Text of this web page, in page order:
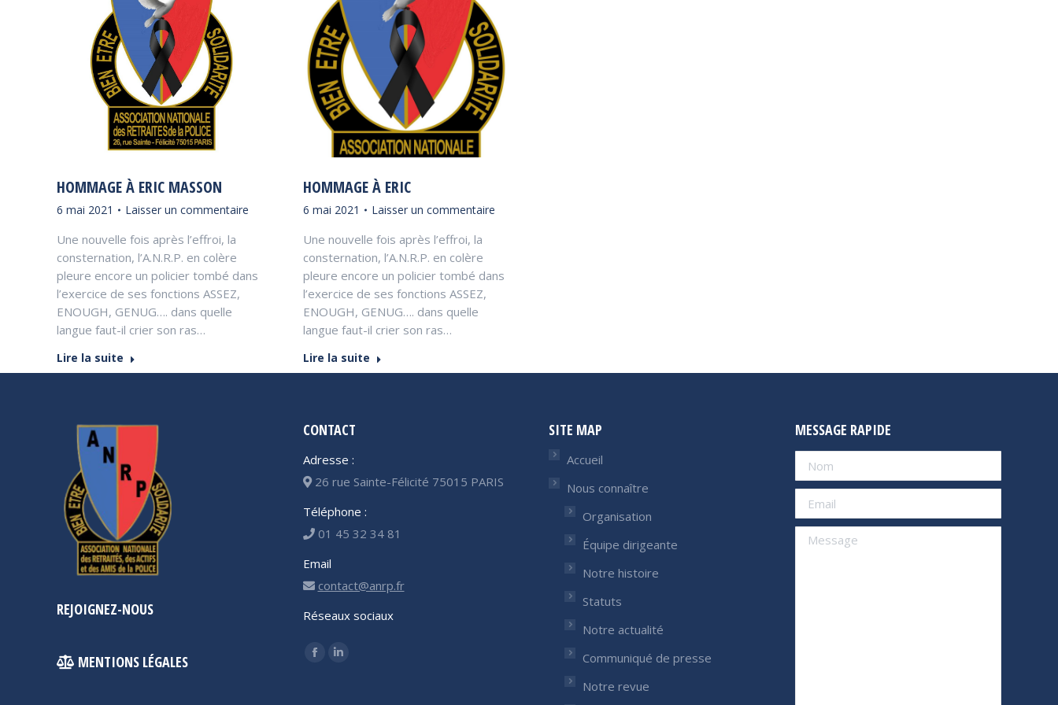
HOMMAGE À ERIC MASSON
6 mai 2021 Laisser un commentaire
Une nouvelle fois après l’effroi, la
consternation, l’A.N.R.P. en colère
pleure encore un policier tombé dans
l’exercice de ses fonctions ASSEZ,
ENOUGH, GENUG…. dans quelle
langue faut-il crier son ras…
Lire la suite
HOMMAGE À ERIC
6 mai 2021 Laisser un commentaire
Une nouvelle fois après l’effroi, la
consternation, l’A.N.R.P. en colère
pleure encore un policier tombé dans
l’exercice de ses fonctions ASSEZ,
ENOUGH, GENUG…. dans quelle
langue faut-il crier son ras…
Lire la suite
REJOIGNEZ-NOUS
MENTIONS LÉGALES
CONTACT
Adresse :
26 rue Sainte-Félicité 75015 PARIS
Téléphone :
01 45 32 34 81
Email
contact@anrp.fr
Réseaux sociaux
Trouvez nous sur :
Facebook
LinkedIn
SITE MAP
Accueil
Nous connaître
Organisation
Équipe dirigeante
Notre histoire
Statuts
Notre actualité
Communiqué de presse
Notre revue
MESSAGE RAPIDE